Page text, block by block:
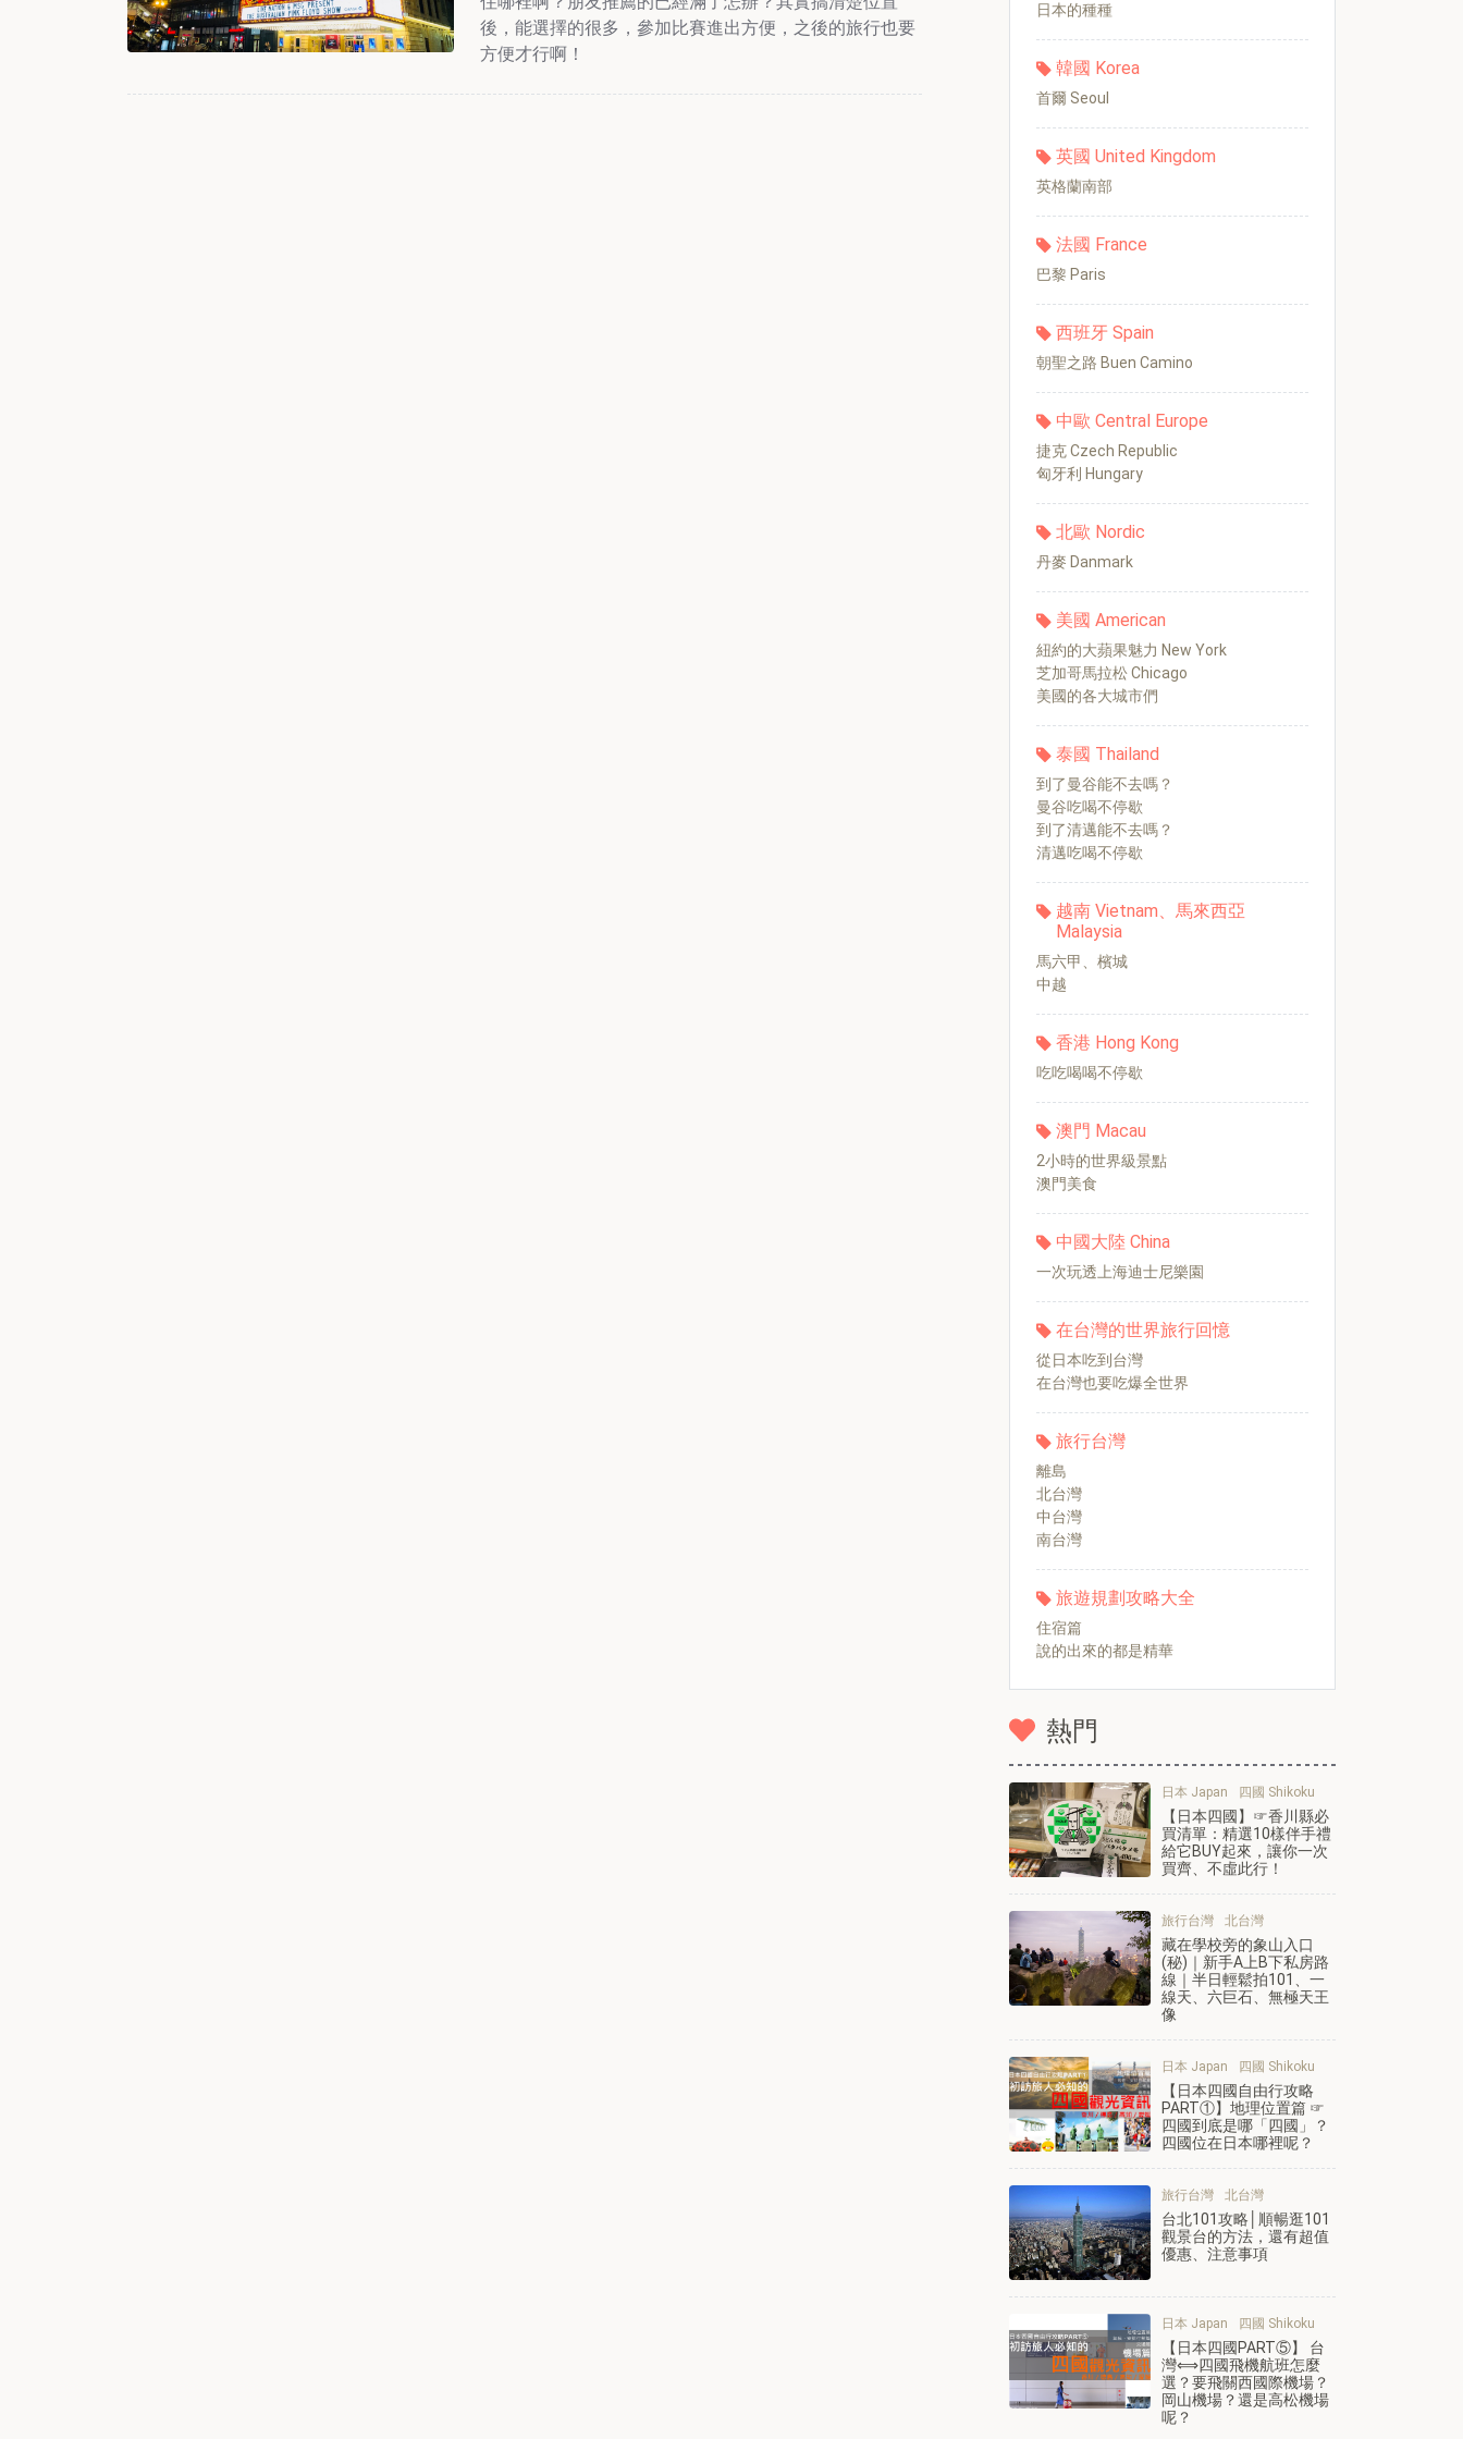
後，能選擇的很多，參加比賽進出方便，之後的旅行也要
方便才行啊！
日本的種種
韓國 Korea
首爾 Seoul
英國 United Kingdom
英格蘭南部
法國 France
巴黎 Paris
西班牙 Spain
朝聖之路 Buen Camino
中歐 Central Europe
捷克 Czech Republic
匈牙利 Hungary
北歐 Nordic
丹麥 Danmark
美國 American
紐約的大蘋果魅力 New York
芝加哥馬拉松 Chicago
美國的各大城市們
泰國 Thailand
到了曼谷能不去嗎？
曼谷吃喝不停歇
到了清邁能不去嗎？
清邁吃喝不停歇
越南 Vietnam、馬來西亞
Malaysia
馬六甲、檳城
中越
香港 Hong Kong
吃吃喝喝不停歇
澳門 Macau
2小時的世界級景點
澳門美食
中國大陸 China
一次玩透上海迪士尼樂園
在台灣的世界旅行回憶
從日本吃到台灣
在台灣也要吃爆全世界
旅行台灣
離島
北台灣
中台灣
南台灣
旅遊規劃攻略大全
住宿篇
說的出來的都是精華
熱門
日本 Japan 四國 Shikoku
【日本四國】☞香川縣必
買清單：精選10樣伴手禮
給它BUY起來，讓你一次
買齊、不虛此行！
旅行台灣 北台灣
藏在學校旁的象山入口
(秘)｜新手A上B下私房路
線｜半日輕鬆拍101、一
線天、六巨石、無極天王
像
日本 Japan 四國 Shikoku
【日本四國自由行攻略
PART①】地理位置篇 ☞
四國到底是哪「四國」？
四國位在日本哪裡呢？
旅行台灣 北台灣
台北101攻略│順暢逛101
觀景台的方法，還有超值
優惠、注意事項
日本 Japan 四國 Shikoku
【日本四國PART⑤】 台
灣⟺四國飛機航班怎麼
選？要飛關西國際機場？
岡山機場？還是高松機場
呢？